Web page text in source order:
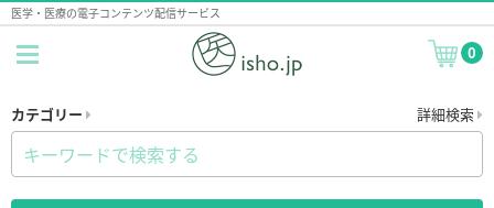
医学・医療の電子コンテンツ配信サービス
0
カテゴリー 詳細検索